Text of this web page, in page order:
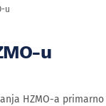
u
u
HZMO-a primarno